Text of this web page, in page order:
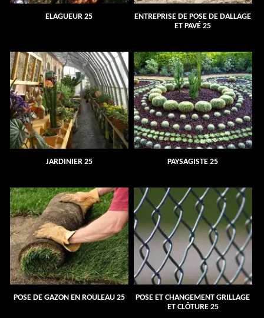
ELAGUEUR 25
ENTREPRISE DE POSE DE DALLAGE
ET PAVÉ 25
JARDINIER 25 PAYSAGISTE 25
POSE DE GAZON EN ROULEAU 25
POSE ET CHANGEMENT GRILLAGE
ET CLÔTURE 25